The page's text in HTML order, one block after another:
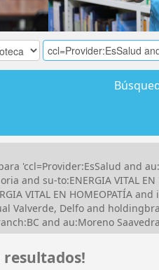
'ccl=Provider:EsSalud and
and su-to:ENERGIA VITAL
VITAL EN HOMEOPATÍA
Valverde, Delfo and
and au:Moreno
resultados!